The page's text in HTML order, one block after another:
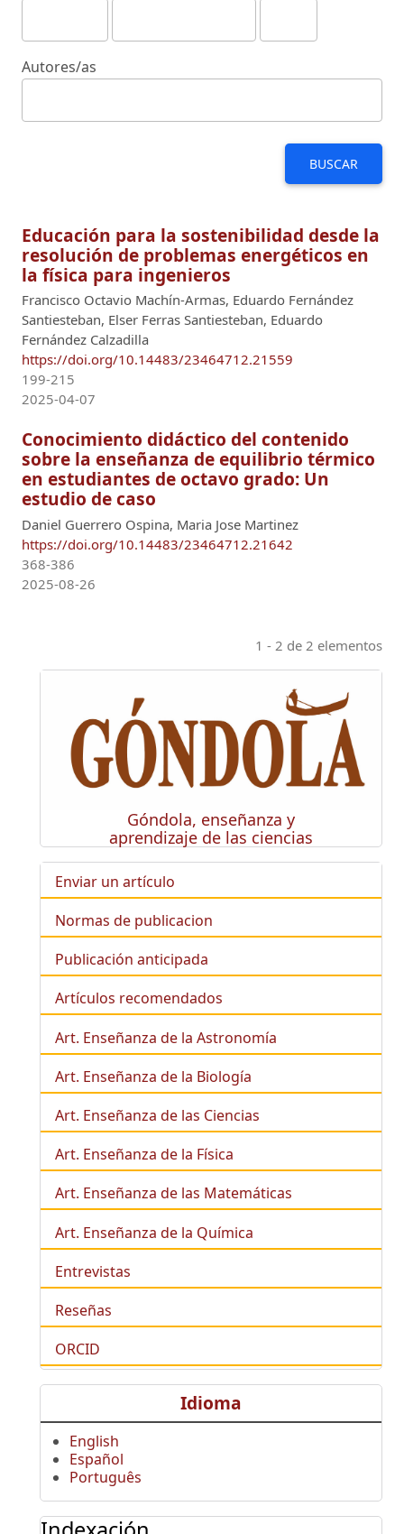
Autores/as
BUSCAR
Educación para la sostenibilidad desde la
resolución de problemas energéticos en
la física para ingenieros
Francisco Octavio Machín-Armas, Eduardo Fernández
Santiesteban, Elser Ferras Santiesteban, Eduardo
Fernández Calzadilla
https://doi.org/10.14483/23464712.21559
199-215
2025-04-07
Conocimiento didáctico del contenido
sobre la enseñanza de equilibrio térmico
en estudiantes de octavo grado: Un
estudio de caso
Daniel Guerrero Ospina, Maria Jose Martinez
https://doi.org/10.14483/23464712.21642
368-386
2025-08-26
1 - 2 de 2 elementos
Góndola, enseñanza y
aprendizaje de las ciencias
Enviar un artículo
Normas de publicacion
Publicación anticipada
Artículos recomendados
Art. Enseñanza de la Astronomía
Art. Enseñanza de la Biología
Art. Enseñanza de las Ciencias
Art. Enseñanza de la Física
Art. Enseñanza de las Matemáticas
Art. Enseñanza de la Química
Entrevistas
Reseñas
ORCID
Idioma
English
Español
Português